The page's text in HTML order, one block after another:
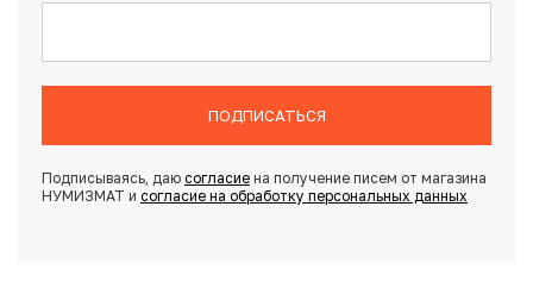
ПОДПИСАТЬСЯ
Подписываясь, даю согласиена получение писем от магазина
НУМИЗМАТ и согласие на обработку персональных данных